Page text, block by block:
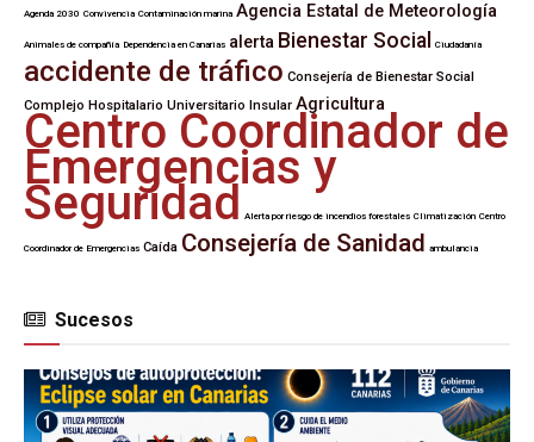
Agenda 2030 Convivencia Contaminación marina Agencia Estatal de Meteorología
Animales de compañía Dependencia en Canarias alerta Bienestar Social Ciudadanía
accidente de tráfico Consejería de Bienestar Social
Complejo Hospitalario Universitario Insular Agricultura
Centro Coordinador de
Emergencias y
Seguridad Alerta por riesgo de incendios forestales Climatización Centro
Coordinador de Emergencias Caída Consejería de Sanidad ambulancia
Sucesos